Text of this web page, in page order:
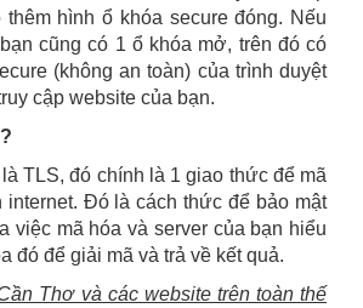
thêm hình ổ khóa secure đóng. Nếu
cũng có 1 ổ khóa mở, trên đó có
(không an toàn) của trình duyệt
cập website của bạn.
TLS, đó chính là 1 giao thức để mã
internet. Đó là cách thức để bảo mật
việc mã hóa và server của bạn hiểu
đó để giải mã và trả về kết quả.
Thơ và các website trên toàn thế